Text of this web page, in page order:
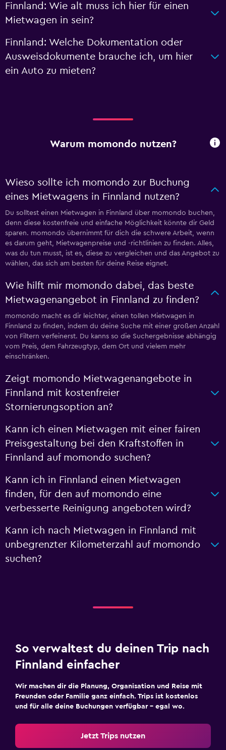
Finnland: Wie alt muss ich hier für einen
Mietwagen in sein?
Finnland: Welche Dokumentation oder
Ausweisdokumente brauche ich, um hier
ein Auto zu mieten?
Warum momondo nutzen?
Wieso sollte ich momondo zur Buchung
eines Mietwagens in Finnland nutzen?
Du solltest einen Mietwagen in Finnland über momondo buchen,
denn diese kostenfreie und einfache Möglichkeit könnte dir Geld
sparen. momondo übernimmt für dich die schwere Arbeit, wenn
es darum geht, Mietwagenpreise und -richtlinien zu finden. Alles,
was du tun musst, ist es, diese zu vergleichen und das Angebot zu
wählen, das sich am besten für deine Reise eignet.
Wie hilft mir momondo dabei, das beste
Mietwagenangebot in Finnland zu finden?
momondo macht es dir leichter, einen tollen Mietwagen in
Finnland zu finden, indem du deine Suche mit einer großen Anzahl
von Filtern verfeinerst. Du kanns so die Suchergebnisse abhängig
vom Preis, dem Fahrzeugtyp, dem Ort und vielem mehr
einschränken.
Zeigt momondo Mietwagenangebote in
Finnland mit kostenfreier
Stornierungsoption an?
Kann ich einen Mietwagen mit einer fairen
Preisgestaltung bei den Kraftstoffen in
Finnland auf momondo suchen?
Kann ich in Finnland einen Mietwagen
finden, für den auf momondo eine
verbesserte Reinigung angeboten wird?
Kann ich nach Mietwagen in Finnland mit
unbegrenzter Kilometerzahl auf momondo
suchen?
So verwaltest du deinen Trip nach
Finnland einfacher
Wir machen dir die Planung, Organisation und Reise mit
Freunden oder Familie ganz einfach. Trips ist kostenlos
und für alle deine Buchungen verfügbar – egal wo.
Jetzt Trips nutzen